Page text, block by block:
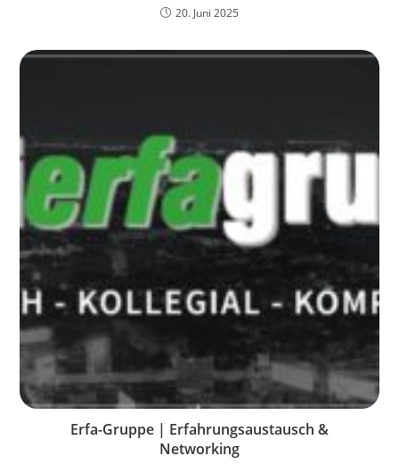
20. Juni 2025
Erfa-Gruppe | Erfahrungsaustausch &
Networking